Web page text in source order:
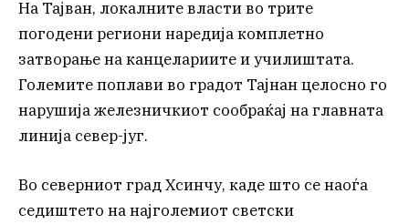
На Тајван, локалните власти во трите
погодени региони наредија комплетно
затворање на канцелариите и училиштата.
Големите поплави во градот Тајнан целосно го
нарушија железничкиот сообраќај на главната
линија север-југ.
Во северниот град Хсинчу, каде што се наоѓа
седиштето на најголемиот светски